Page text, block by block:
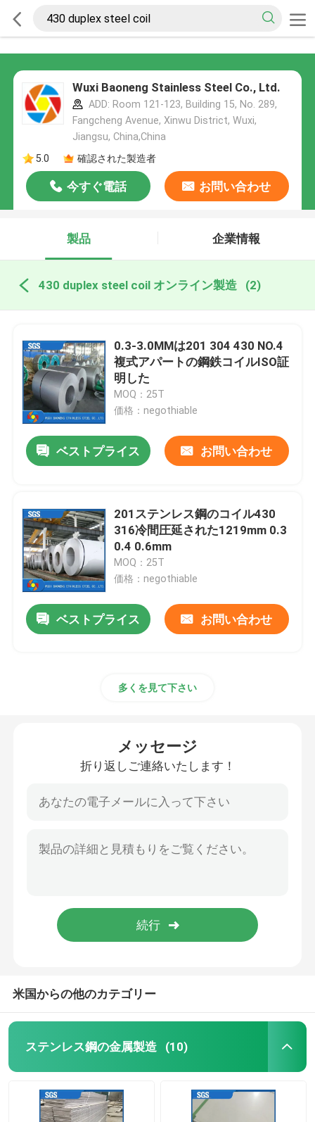
Wuxi Baoneng Stainless Steel Co., Ltd.
ADD: Room 121-123, Building 15, No. 289,
Fangcheng Avenue, Xinwu District, Wuxi,
Jiangsu, China,China
5.0
確認された製造者
今すぐ電話 お問い合わせ
製品 企業情報
430 duplex steel coil オンライン製造 (2)
0.3-3.0MMは201 304 430 NO.4
複式アパートの鋼鉄コイルISO証
明した
MOQ：25T
価格：negothiable
ベストプライス お問い合わせ
201ステンレス鋼のコイル430
316冷間圧延された1219mm 0.3
0.4 0.6mm
MOQ：25T
価格：negothiable
ベストプライス お問い合わせ
多くを見て下さい
メッセージ
折り返しご連絡いたします！
米国からの他のカテゴリー
ステンレス鋼の金属製造 (10)